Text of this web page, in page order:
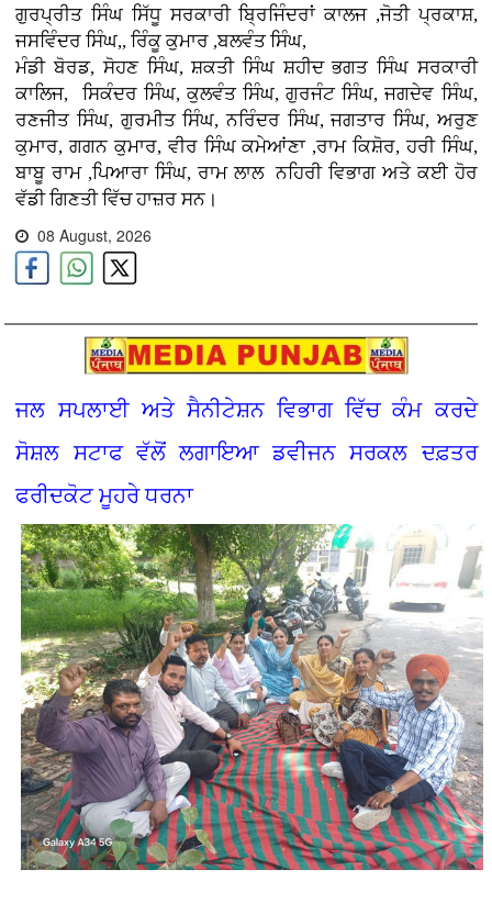
ਗੁਰਪ੍ਰੀਤ ਸਿੰਘ ਸਿੱਧੂ ਸਰਕਾਰੀ ਬ੍ਰਿਜਿੰਦਰਾਂ ਕਾਲਜ ,ਜੋਤੀ ਪ੍ਰਕਾਸ਼,
ਜਸਵਿੰਦਰ ਸਿੰਘ,, ਰਿੰਕੂ ਕੁਮਾਰ ,ਬਲਵੰਤ ਸਿੰਘ,
ਮੰਡੀ ਬੋਰਡ, ਸੋਹਣ ਸਿੰਘ, ਸ਼ਕਤੀ ਸਿੰਘ ਸ਼ਹੀਦ ਭਗਤ ਸਿੰਘ ਸਰਕਾਰੀ
ਕਾਲਿਜ,
ਸਿਕੰਦਰ ਸਿੰਘ, ਕੁਲਵੰਤ ਸਿੰਘ, ਗੁਰਜੰਟ ਸਿੰਘ, ਜਗਦੇਵ ਸਿੰਘ,
ਰਣਜੀਤ ਸਿੰਘ, ਗੁਰਮੀਤ ਸਿੰਘ, ਨਰਿੰਦਰ ਸਿੰਘ, ਜਗਤਾਰ ਸਿੰਘ, ਅਰੁਣ
ਕੁਮਾਰ, ਗਗਨ ਕੁਮਾਰ, ਵੀਰ ਸਿੰਘ ਕਮੇਆਂਣਾ ,ਰਾਮ ਕਿਸ਼ੋਰ, ਹਰੀ ਸਿੰਘ,
ਬਾਬੂ ਰਾਮ ,ਪਿਆਰਾ ਸਿੰਘ, ਰਾਮ ਲਾਲ ਨਹਿਰੀ ਵਿਭਾਗ ਅਤੇ ਕਈ ਹੋਰ
ਵੱਡੀ ਗਿਣਤੀ ਵਿੱਚ ਹਾਜ਼ਰ ਸਨ।
08 August, 2026
ਜਲ ਸਪਲਾਈ ਅਤੇ ਸੈਨੀਟੇਸ਼ਨ ਵਿਭਾਗ ਵਿੱਚ ਕੰਮ ਕਰਦੇ
ਸੋਸ਼ਲ ਸਟਾਫ ਵੱਲੋਂ ਲਗਾਇਆ ਡਵੀਜਨ ਸਰਕਲ ਦਫ਼ਤਰ
ਫਰੀਦਕੋਟ ਮੂਹਰੇ ਧਰਨਾ